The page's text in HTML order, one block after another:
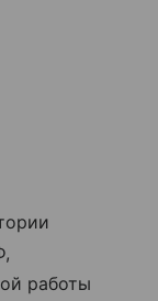
работы